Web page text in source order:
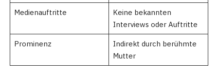
Medienauftritte
Keine bekannten
Interviews oder Auftritte
Prominenz
Indirekt durch berühmte
Mutter